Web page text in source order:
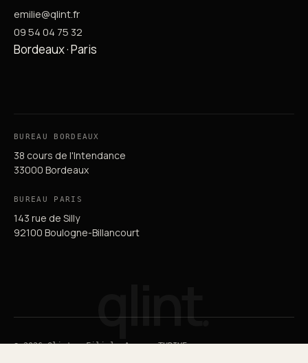
emilie@qlint.fr
09 54 04 75 32
Bordeaux · Paris
BUREAU BORDEAUX
38 cours de l'Intendance
33000 Bordeaux
BUREAU PARIS
143 rue de Silly
92100 Boulogne-Billancourt
qlint.
© 2026 Qlint — Filiale Agence THRIVE